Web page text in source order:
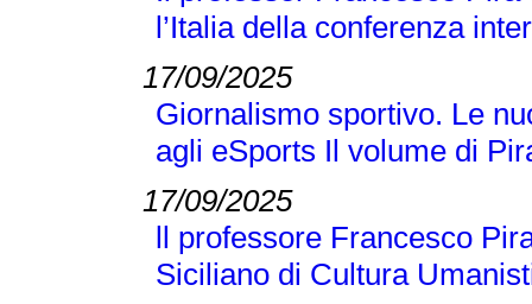
l’Italia della conferenza
17/09/2025
Giornalismo sportivo. Le
agli eSports Il volume di
17/09/2025
ll professore Francesco
Siciliano di Cultura